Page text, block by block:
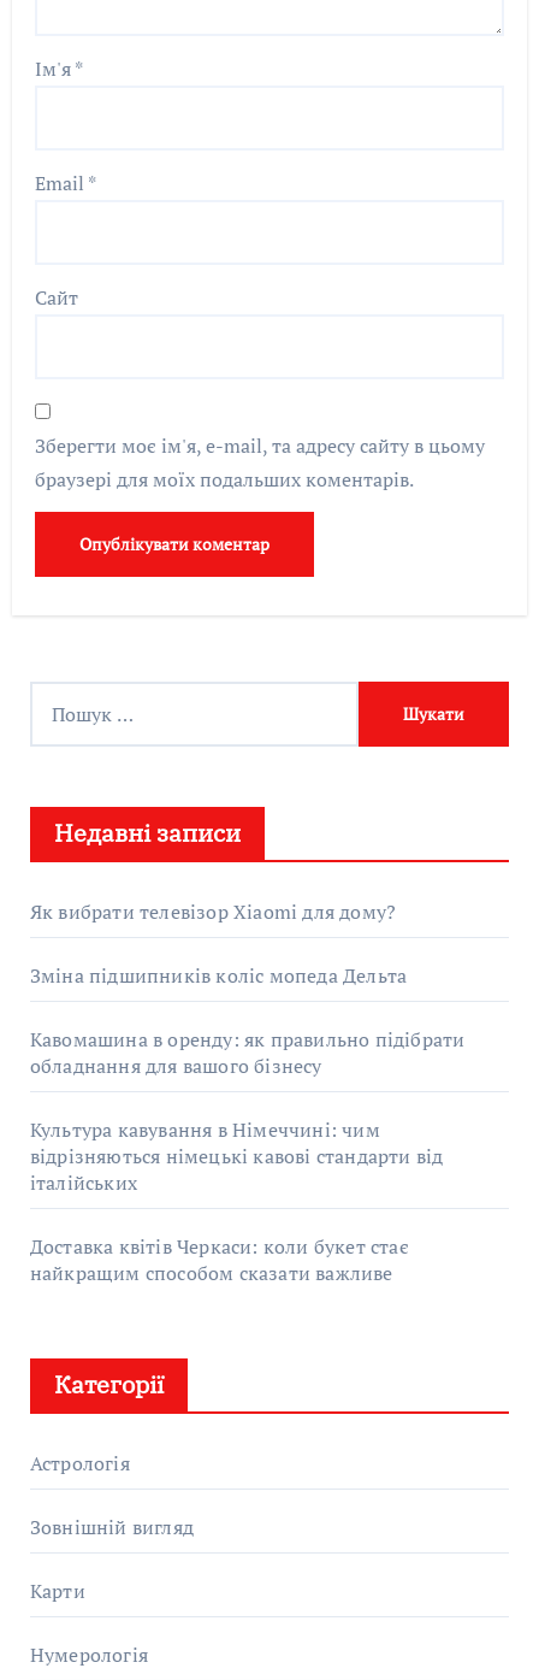
Ім'я*
Email *
Сайт
Зберегти моє ім'я, e-mail, та адресу сайту в цьому
браузері для моїх подальших коментарів.
:
Недавні записи
Як вибрати телевізор Xiaomi для дому?
Зміна підшипників коліс мопеда Дельта
Кавомашина в оренду: як правильно підібрати
обладнання для вашого бізнесу
Культура кавування в Німеччині: чим
відрізняються німецькі кавові стандарти від
італійських
Доставка квітів Черкаси: коли букет стає
найкращим способом сказати важливе
Категорії
Астрологія
Зовнішній вигляд
Карти
Нумерологія